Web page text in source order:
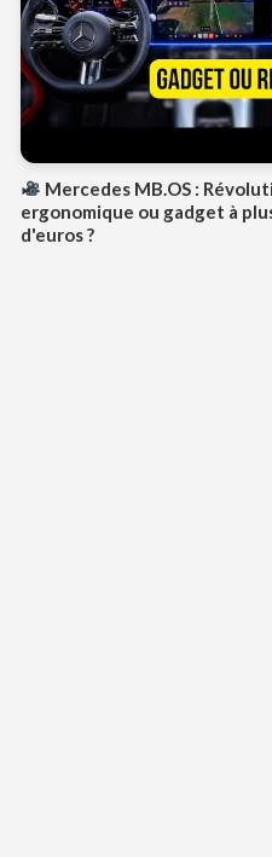
Mercedes MB.OS :
ergonomique ou gadget à
d'euros ?